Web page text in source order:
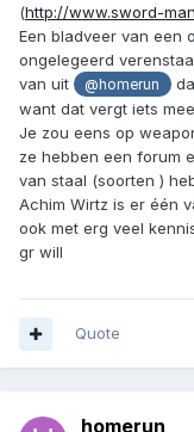
(http://www.sword-
Een bladveer van een
ongelegeerd
van uit
@homerun
want dat vergt iets
Je zou eens op
ze hebben een forum
van staal (soorten )
Achim Wirtz is er één
ook met erg veel
gr will
Quote
homerun